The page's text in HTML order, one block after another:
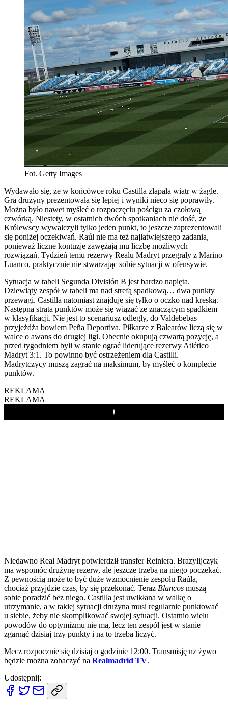
Fot. Getty Images
Wydawało się, że w końcówce roku Castilla złapała wiatr w żagle.
Gra drużyny prezentowała się lepiej i wyniki nieco się poprawiły.
Można było nawet myśleć o rozpoczęciu pościgu za czołową
czwórką. Niestety, w ostatnich dwóch spotkaniach nie dość, że
Królewscy wywalczyli tylko jeden punkt, to jeszcze zaprezentowali
się poniżej oczekiwań. Raúl nie ma też najłatwiejszego zadania,
ponieważ liczne kontuzje zawężają mu liczbę możliwych
rozwiązań. Tydzień temu rezerwy Realu Madryt przegrały z Marino
Luanco, praktycznie nie stwarzając sobie sytuacji w ofensywie.
Sytuacja w tabeli Segunda División B jest bardzo napięta.
Dziewiąty zespół w tabeli ma nad strefą spadkową… dwa punkty
przewagi. Castilla natomiast znajduje się tylko o oczko nad kreską.
Następna strata punktów może się wiązać ze znaczącym spadkiem
w klasyfikacji. Nie jest to scenariusz odległy, do Valdebebas
przyjeżdża bowiem Peña Deportiva. Piłkarze z Balearów liczą się w
walce o awans do drugiej ligi. Obecnie okupują czwartą pozycję, a
przed tygodniem byli w stanie ograć liderujące rezerwy Atlético
Madryt 3:1. To powinno być ostrzeżeniem dla Castilli.
Madrytczycy muszą zagrać na maksimum, by myśleć o komplecie
punktów.
REKLAMA
REKLAMA
Play
Niedawno Real Madryt potwierdził transfer Reiniera. Brazylijczyk
ma wspomóc drużynę rezerw, ale jeszcze trzeba na niego poczekać.
Z pewnością może to być duże wzmocnienie zespołu Raúla,
chociaż przyjdzie czas, by się przekonać. Teraz Blancos muszą
sobie poradzić bez niego. Castilla jest uwikłana w walkę o
utrzymanie, a w takiej sytuacji drużyna musi regularnie punktować
u siebie, żeby nie skomplikować swojej sytuacji. Ostatnio wielu
powodów do optymizmu nie ma, lecz ten zespół jest w stanie
zgarnąć dzisiaj trzy punkty i na to trzeba liczyć.
Mecz rozpocznie się dzisiaj o godzinie 12:00. Transmisję nz żywo
będzie można zobaczyć na Realmadrid TV.
Udostępnij: